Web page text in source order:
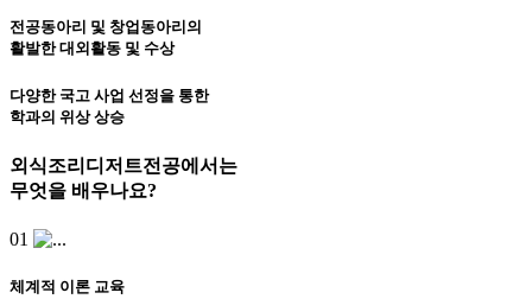
전공동아리 및 창업동아리의
활발한 대외활동 및 수상
다양한 국고 사업 선정을 통한
학과의 위상 상승
외식조리디저트전공에서는
무엇을 배우나요?
01
체계적 이론 교육